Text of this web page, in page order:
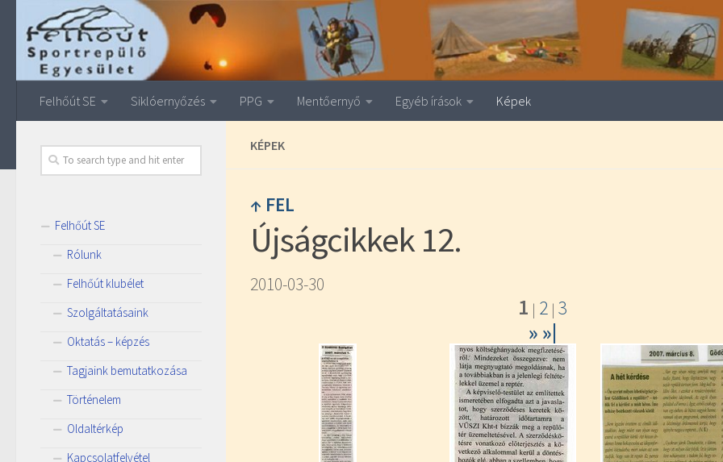
Felhőút SE Siklóernyőzés PPG Mentőernyő Egyéb írások Képek
KÉPEK
↑ FEL
Újságcikkek 12.
2010-03-30
1 | 2| 3
» »|
Felhőút SE
Rólunk
Felhőút klubélet
Szolgáltatásaink
Oktatás – képzés
Tagjaink bemutatkozása
Történelem
Oldaltérkép
Kapcsolatfelvétel